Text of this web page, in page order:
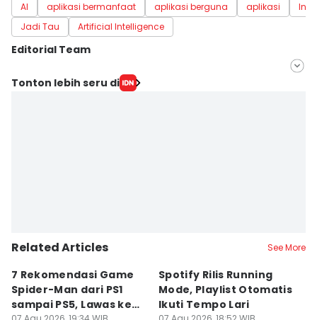
AI aplikasi bermanfaat aplikasi berguna aplikasi
Jadi Tau
Artificial Intelligence
Editorial Team
Editor
Tonton lebih seru di
Related Articles See More
7 Rekomendasi Game
Spider-Man dari PS1
sampai PS5, Lawas ke
Spotify Rilis Running
Mode, Playlist Otomatis
Ikuti Tempo Lari